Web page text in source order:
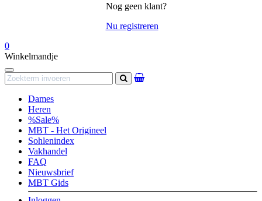
Nog geen klant?
Nu registreren
0
Winkelmandje
Navigation
Zoeken
Dames
Heren
%Sale%
MBT - Het Origineel
Sohlenindex
Vakhandel
FAQ
Nieuwsbrief
MBT Gids